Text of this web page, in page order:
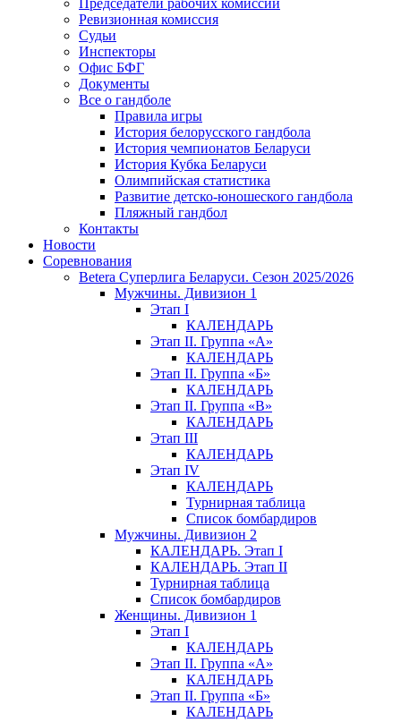
Председатели рабочих комиссий
Ревизионная комиссия
Судьи
Инспекторы
Офис БФГ
Документы
Все о гандболе
Правила игры
История белорусского гандбола
История чемпионатов Беларуси
История Кубка Беларуси
Олимпийская статистика
Развитие детско-юношеского гандбола
Пляжный гандбол
Контакты
Новости
Соревнования
Betera Суперлига Беларуси. Сезон 2025/2026
Мужчины. Дивизион 1
Этап I
КАЛЕНДАРЬ
Этап II. Группа «А»
КАЛЕНДАРЬ
Этап II. Группа «Б»
КАЛЕНДАРЬ
Этап II. Группа «В»
КАЛЕНДАРЬ
Этап III
КАЛЕНДАРЬ
Этап IV
КАЛЕНДАРЬ
Турнирная таблица
Список бомбардиров
Мужчины. Дивизион 2
КАЛЕНДАРЬ. Этап I
КАЛЕНДАРЬ. Этап II
Турнирная таблица
Список бомбардиров
Женщины. Дивизион 1
Этап I
КАЛЕНДАРЬ
Этап II. Группа «А»
КАЛЕНДАРЬ
Этап II. Группа «Б»
КАЛЕНДАРЬ